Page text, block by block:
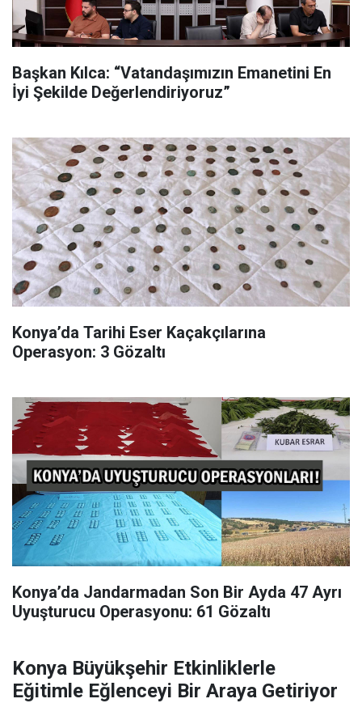
Başkan Kılca: “Vatandaşımızın Emanetini En
İyi Şekilde Değerlendiriyoruz”
Konya’da Tarihi Eser Kaçakçılarına
Operasyon: 3 Gözaltı
Konya’da Jandarmadan Son Bir Ayda 47 Ayrı
Uyuşturucu Operasyonu: 61 Gözaltı
Konya Büyükşehir Etkinliklerle
Eğitimle Eğlenceyi Bir Araya Getiriyor